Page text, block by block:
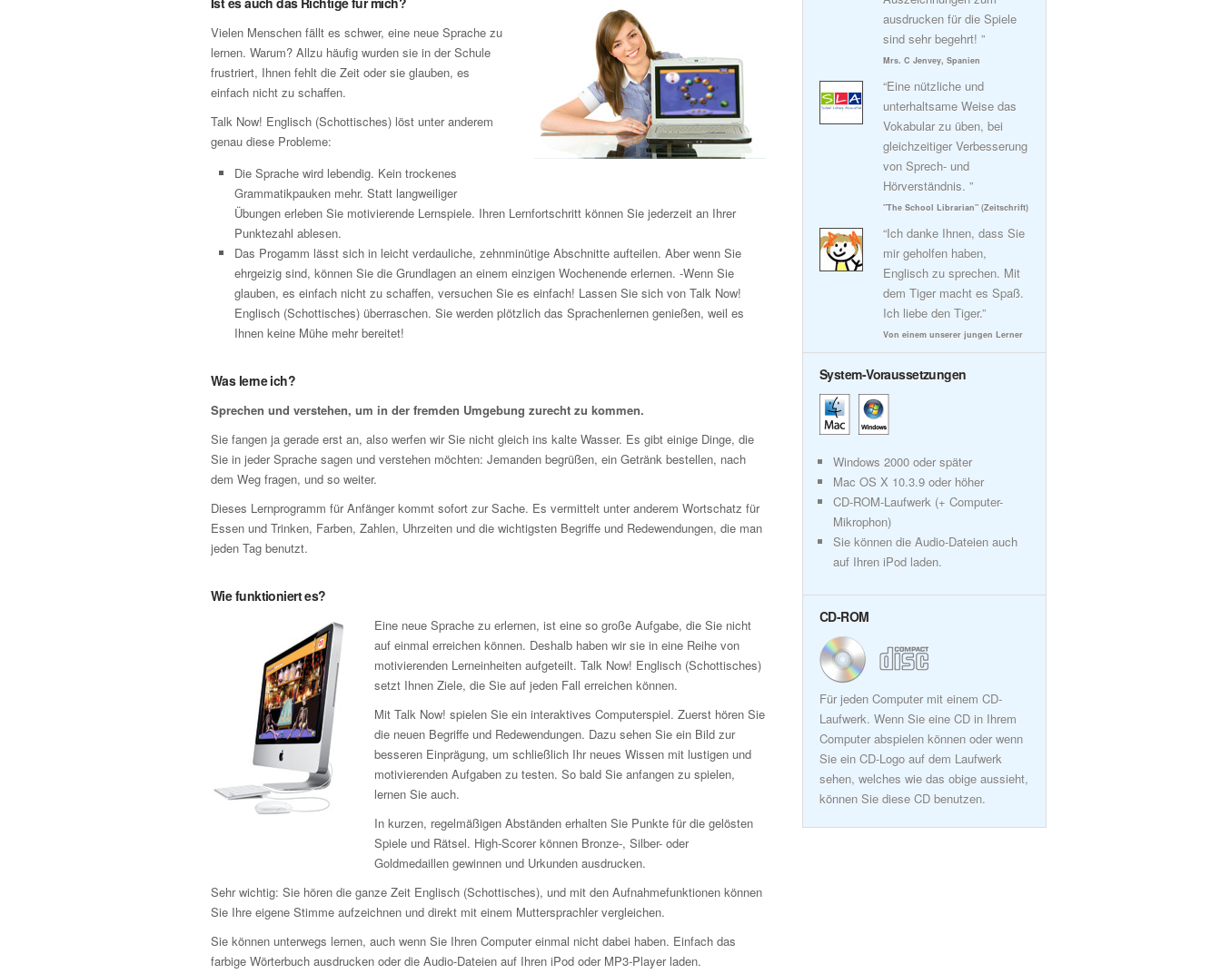
Vielen Menschen fällt es schwer, eine neue Sprache zu
lernen. Warum? Allzu häufig wurden sie in der Schule
frustriert, Ihnen fehlt die Zeit oder sie glauben, es
einfach nicht zu schaffen.
Talk Now! Englisch (Schottisches) löst unter anderem
genau diese Probleme:
Die Sprache wird lebendig. Kein trockenes
Grammatikpauken mehr. Statt langweiliger
Übungen erleben Sie motivierende Lernspiele. Ihren Lernfortschritt können Sie jederzeit an Ihrer
Punktezahl ablesen.
Das Progamm lässt sich in leicht verdauliche, zehnminütige Abschnitte aufteilen. Aber wenn Sie
ehrgeizig sind, können Sie die Grundlagen an einem einzigen Wochenende erlernen. -Wenn Sie
glauben, es einfach nicht zu schaffen, versuchen Sie es einfach! Lassen Sie sich von Talk Now!
Englisch (Schottisches) überraschen. Sie werden plötzlich das Sprachenlernen genießen, weil es
Ihnen keine Mühe mehr bereitet!
Was lerne ich?
Sprechen und verstehen, um in der fremden Umgebung zurecht zu kommen.
Sie fangen ja gerade erst an, also werfen wir Sie nicht gleich ins kalte Wasser. Es gibt einige Dinge, die
Sie in jeder Sprache sagen und verstehen möchten: Jemanden begrüßen, ein Getränk bestellen, nach
dem Weg fragen, und so weiter.
Dieses Lernprogramm für Anfänger kommt sofort zur Sache. Es vermittelt unter anderem Wortschatz für
Essen und Trinken, Farben, Zahlen, Uhrzeiten und die wichtigsten Begriffe und Redewendungen, die man
jeden Tag benutzt.
Wie funktioniert es?
Eine neue Sprache zu erlernen, ist eine so große Aufgabe, die Sie nicht
auf einmal erreichen können. Deshalb haben wir sie in eine Reihe von
motivierenden Lerneinheiten aufgeteilt. Talk Now! Englisch (Schottisches)
setzt Ihnen Ziele, die Sie auf jeden Fall erreichen können.
Mit Talk Now! spielen Sie ein interaktives Computerspiel. Zuerst hören Sie
die neuen Begriffe und Redewendungen. Dazu sehen Sie ein Bild zur
besseren Einprägung, um schließlich Ihr neues Wissen mit lustigen und
motivierenden Aufgaben zu testen. So bald Sie anfangen zu spielen,
lernen Sie auch.
In kurzen, regelmäßigen Abständen erhalten Sie Punkte für die gelösten
Spiele und Rätsel. High-Scorer können Bronze-, Silber- oder
Goldmedaillen gewinnen und Urkunden ausdrucken.
Sehr wichtig: Sie hören die ganze Zeit Englisch (Schottisches), und mit den Aufnahmefunktionen können
Sie Ihre eigene Stimme aufzeichnen und direkt mit einem Muttersprachler vergleichen.
Sie können unterwegs lernen, auch wenn Sie Ihren Computer einmal nicht dabei haben. Einfach das
farbige Wörterbuch ausdrucken oder die Audio-Dateien auf Ihren iPod oder MP3-Player laden.
ausdrucken für die Spiele
sind sehr begehrt! ”
Mrs. C Jenvey, Spanien
“Eine nützliche und
unterhaltsame Weise das
Vokabular zu üben, bei
gleichzeitiger Verbesserung
von Sprech- und
Hörverständnis. ”
"The School Librarian" (Zeitschrift)
“Ich danke Ihnen, dass Sie
mir geholfen haben,
Englisch zu sprechen. Mit
dem Tiger macht es Spaß.
Ich liebe den Tiger.”
Von einem unserer jungen Lerner
System-Voraussetzungen
Windows 2000 oder später
Mac OS X 10.3.9 oder höher
CD-ROM-Laufwerk (+ Computer-
Mikrophon)
Sie können die Audio-Dateien auch
auf Ihren iPod laden.
CD-ROM
Für jeden Computer mit einem CD-
Laufwerk. Wenn Sie eine CD in Ihrem
Computer abspielen können oder wenn
Sie ein CD-Logo auf dem Laufwerk
sehen, welches wie das obige aussieht,
können Sie diese CD benutzen.